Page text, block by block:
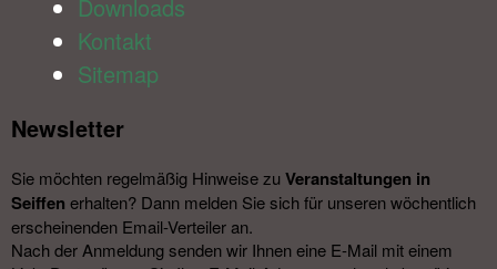
Downloads
Kontakt
Sitemap
Newsletter​
Sie möchten regelmäßig Hinweise zu Veranstal­tungen in
Seiffen erhalten? Dann melden Sie sich für unseren wöchentlich
erscheinenden Email-Verteiler an.
Nach der Anmeldung senden wir Ihnen eine E-Mail mit einem